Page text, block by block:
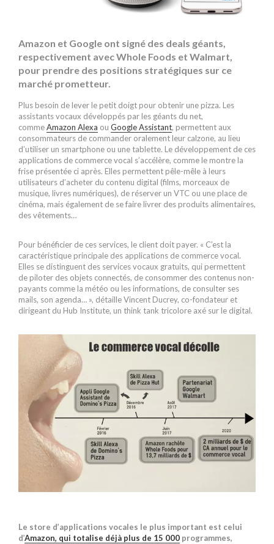
Amazon et Google ont signé des deals géants,
respectivement avec Whole Foods et Walmart,
pour prendre des positions stratégiques sur ce
marché prometteur.
Plus besoin de lever le petit doigt pour obtenir une pizza. Les
assistants vocaux développés par les géants du net,
commeAmazon Alexa ou Google Assistant, permettent aux
consommateurs de commander oralement leur calzone, au lieu
d’utiliser un smartphone ou une tablette. Le développement de ces
applications de commerce vocal s’accélère, comme le montre la
frise présentée ci après. Elles permettent pêle-mêle à leurs
utilisateurs d’acheter du contenu digital (films, morceaux de
musique, livres numériques), de réserver un VTC ou une place de
cinéma, mais également de se faire livrer des produits alimentaires,
des vêtements…
Pour bénéficier de ces services, le client doit payer. « C’est la
caractéristique principale des applications de commerce vocal.
Elles se distinguent des services vocaux gratuits, qui permettent
de piloter des objets connectés, de consommer des contenus non-
payants comme la météo ou les informations, de consulter ses
mails, son agenda… », détaille Vincent Ducrey, co-fondateur et
dirigeant du Hub Institute, un think tank tricolore axé sur le digital.
Le store d’applications vocales le plus important est celui
d’Amazon, qui totalise déjà plus de 15 000 programmes,